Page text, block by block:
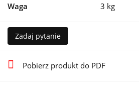
Waga 3 kg
Zadaj pytanie
Pobierz produkt do PDF